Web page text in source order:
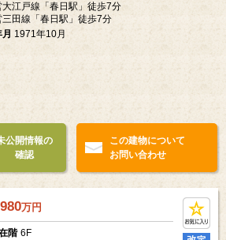
大江戸線「春日駅」徒歩7分
三田線「春日駅」徒歩7分
1971年10月
公開情報の
確認
この建物について
お問い合わせ
万円
階 6F